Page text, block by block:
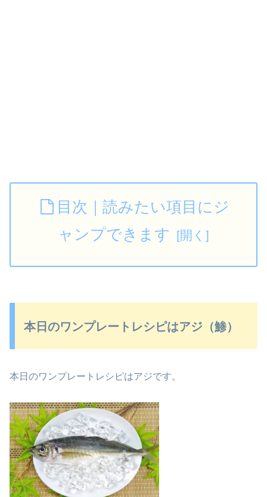
目次｜読みたい項目にジ
ャンプできます
本日のワンプレートレシピはアジ（鯵）
本日のワンプレートレシピはアジです。